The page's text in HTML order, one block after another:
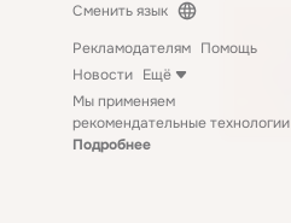
Сменить язык
Рекламодателям Помощь
Новости Ещё
Мы применяем
рекомендательные технологии
Подробнее